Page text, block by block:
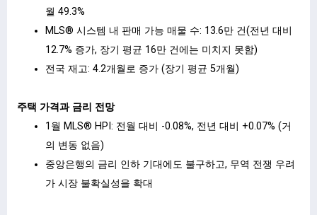
월 49.3%
MLS® 시스템 내 판매 가능 매물 수: 13.6만 건(전년 대비
12.7% 증가, 장기 평균 16만 건에는 미치지 못함)
전국 재고: 4.2개월로 증가 (장기 평균 5개월)
주택 가격과 금리 전망
1월 MLS® HPI: 전월 대비 -0.08%, 전년 대비 +0.07% (거
의 변동 없음)
중앙은행의 금리 인하 기대에도 불구하고, 무역 전쟁 우려
가 시장 불확실성을 확대